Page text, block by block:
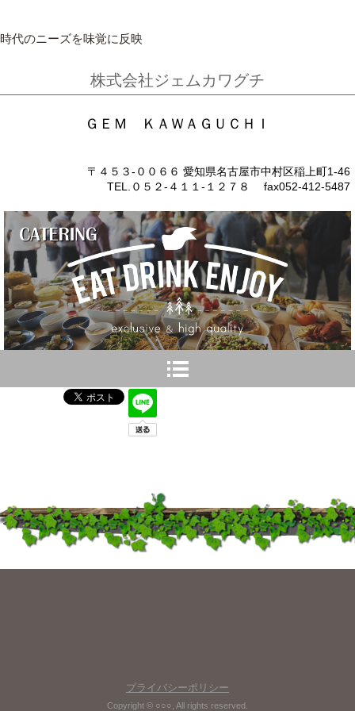
株式会社ジェムカワグチ
時代のニーズを味覚に反映
ＧＥＭ ＫＡＷＡＧＵＣＨＩ
〒４５３-００６６ 愛知県名古屋市中村区稲上町1-46
TEL.０５２-４１１-１２７８ fax052-412-5487
プライバシーポリシー
Copyright © ○○○, All rights reserved.